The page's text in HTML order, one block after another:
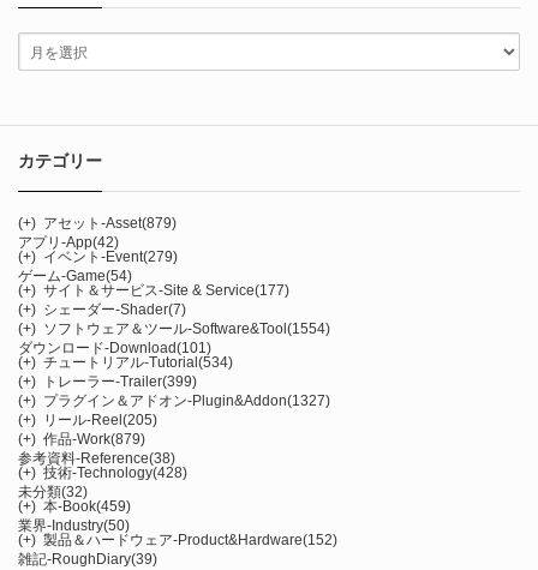
カテゴリー
(+) アセット-Asset(879)
アプリ-App(42)
(+) イベント-Event(279)
ゲーム-Game(54)
(+) サイト＆サービス-Site & Service(177)
(+) シェーダー-Shader(7)
(+) ソフトウェア＆ツール-Software&Tool (1554)
ダウンロード-Download(101)
(+) チュートリアル-Tutorial (534)
(+)
トレーラー-Trailer(399)
(+) プラグイン＆アドオン-Plugin&Addon(1327)
(+) リール-Reel (205)
(+) 作品-Work(879)
参考資料-Reference(38)
(+) 技術-Technology(428)
未分類(32)
(+) 本-Book(459)
業界-Industry(50)
(+) 製品＆ハードウェア-Product&Hardware(152)
雑記-RoughDiary(39)